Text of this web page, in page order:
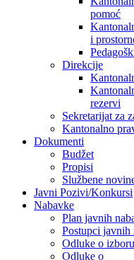
pomoć
i
Direkcije
rezervi
Sekretarijat za
Kantonalno
Dokumenti
Budžet
Propisi
Službene
Javni Pozivi/Konkursi
Nabavke
Plan javnih
Postupci javnih
Odluke o
Odluke o